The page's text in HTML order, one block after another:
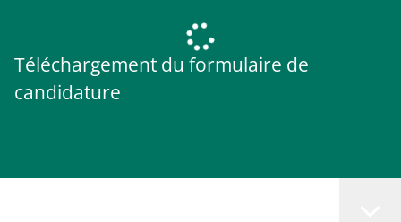
Téléchargement du formulaire de
candidature